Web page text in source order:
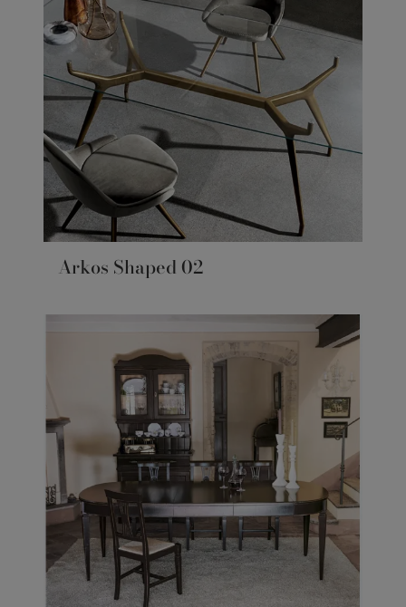
Arkos Shaped 02